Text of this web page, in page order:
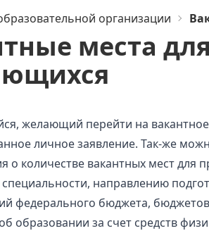
организации
места
желающий перейти на вакантное
личное заявление. Так-же
о количестве вакантных мест для
направлению
федерального бюджета,
образовании за счет средств